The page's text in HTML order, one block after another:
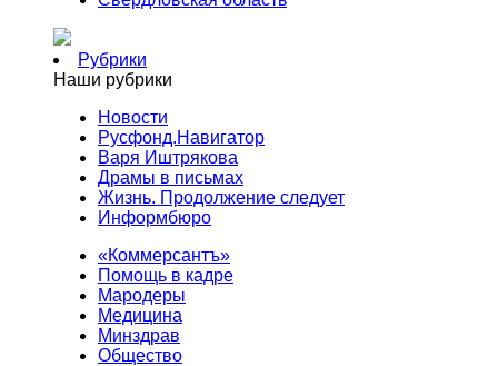
Рубрики
Наши рубрики
Новости
Русфонд.Навигатор
Варя Иштрякова
Драмы в письмах
Жизнь. Продолжение следует
Информбюро
«Коммерсантъ»
Помощь в кадре
Мародеры
Медицина
Минздрав
Общество